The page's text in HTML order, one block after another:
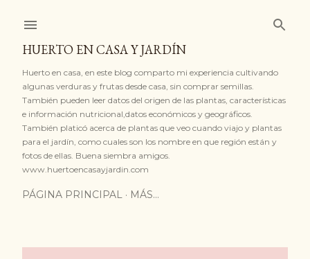
HUERTO EN CASA Y JARDÍN
Huerto en casa, en este blog comparto mi experiencia cultivando
algunas verduras y frutas desde casa, sin comprar semillas.
También pueden leer datos del origen de las plantas, características
e información nutricional,datos económicos y geográficos.
También platicó acerca de plantas que veo cuando viajo y plantas
para el jardín, como cuales son los nombre en que región están y
fotos de ellas. Buena siembra amigos.
www.huertoencasayjardin.com
PÁGINA PRINCIPAL MÁS…